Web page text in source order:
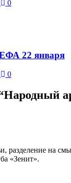
0
22 января
0
Народный
разделение на
«Зенит».